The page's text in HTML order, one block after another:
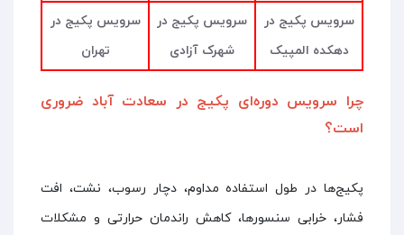
سرویس پکیج در
دهکده المپیک
سرویس پکیج در
شهرک آزادی
سرویس پکیج در
تهران
چرا سرویس دوره‌ای پکیج در سعادت آباد ضروری
است؟
پکیج‌ها در طول استفاده مداوم، دچار رسوب، نشت، افت
فشار، خرابی سنسورها، کاهش راندمان حرارتی و مشکلات